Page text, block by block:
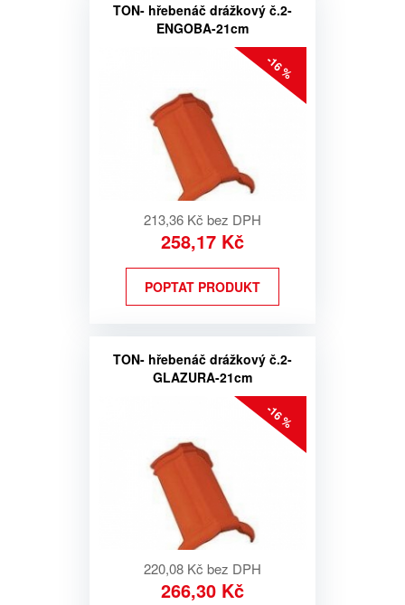
TON- hřebenáč drážkový č.2-
ENGOBA-21cm
-16 %
213,36 Kč bez DPH
258,17 Kč
POPTAT PRODUKT
TON- hřebenáč drážkový č.2-
GLAZURA-21cm
-16 %
220,08 Kč bez DPH
266,30 Kč